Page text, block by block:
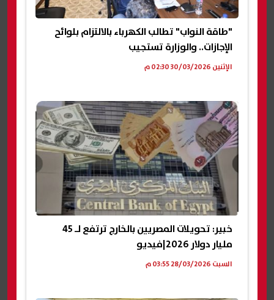
"طاقة النواب" تطالب الكهرباء بالالتزام بلوائح
الإجازات.. والوزارة تستجيب
الإثنين 30/03/2026 02:30 م
خبير: تحويلات المصريين بالخارج ترتفع لـ 45
مليار دولار 2026|فيديو
السبت 28/03/2026 03:55 م